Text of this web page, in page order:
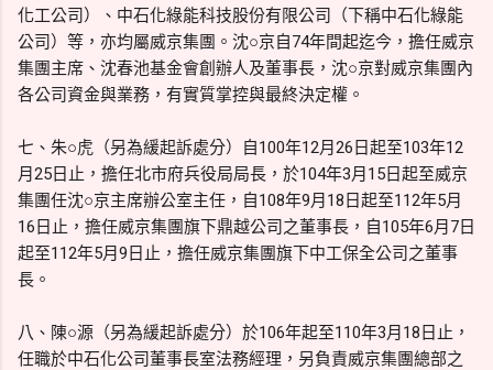
化工公司）、中石化綠能科技股份有限公司（下稱中石化綠能
公司）等，亦均屬威京集團。沈○京自74年間起迄今，擔任威京
集團主席、沈春池基金會創辦人及董事長，沈○京對威京集團內
各公司資金與業務，有實質掌控與最終決定權。
七、朱○虎（另為緩起訴處分）自100年12月26日起至103年12
月25日止，擔任北市府兵役局局長，於104年3月15日起至威京
集團任沈○京主席辦公室主任，自108年9月18日起至112年5月
16日止，擔任威京集團旗下鼎越公司之董事長，自105年6月7日
起至112年5月9日止，擔任威京集團旗下中工保全公司之董事
長。
八、陳○源（另為緩起訴處分）於106年起至110年3月18日止，
任職於中石化公司董事長室法務經理，另負責威京集團總部之